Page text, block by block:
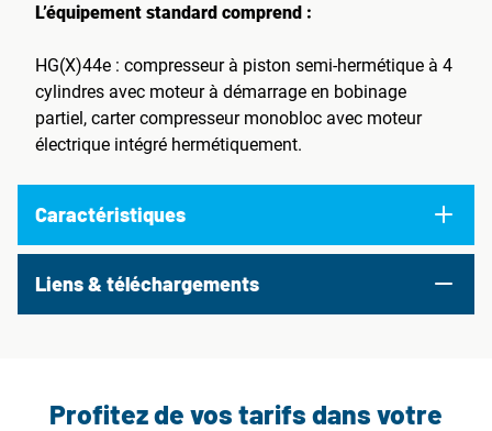
L’équipement standard comprend :
HG(X)44e : compresseur à piston semi-hermétique à 4
cylindres avec moteur à démarrage en bobinage
partiel, carter compresseur monobloc avec moteur
électrique intégré hermétiquement.
Caractéristiques
Liens & téléchargements
Profitez de vos tarifs dans votre